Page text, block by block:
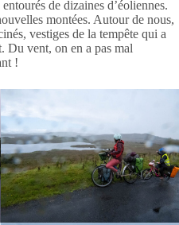
de dizaines d’éoliennes.
montées. Autour de nous,
vestiges de la tempête qui a
Du vent, on en a pas mal
!